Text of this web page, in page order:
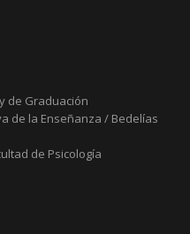
de Graduación
de la Enseñanza / Bedelías
de Psicología